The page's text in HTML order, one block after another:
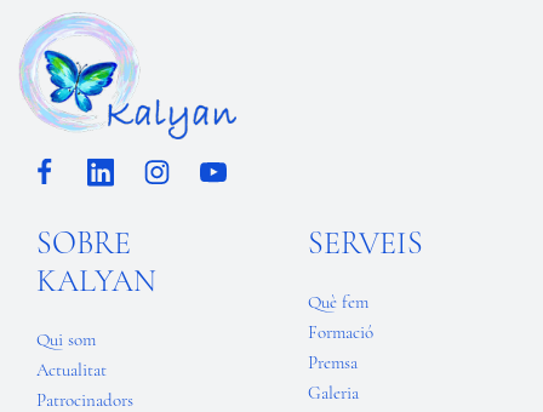
SOBRE
KALYAN
Qui som
Actualitat
Patrocinadors
SERVEIS
Què fem
Formació
Premsa
Galeria